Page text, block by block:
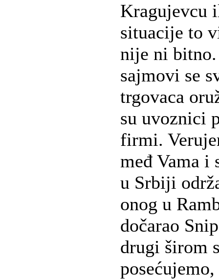
Kragujevcu
situacije to
nije ni bitno.
sajmovi se
trgovaca
su uvoznici
firmi.
međ Vama i
u Srbiji
onog u
dočarao
drugi širom